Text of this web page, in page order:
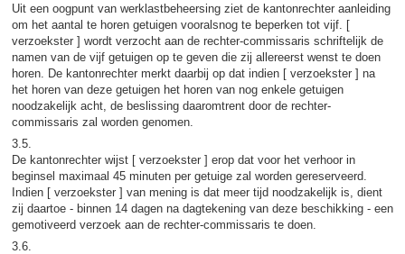
Uit een oogpunt van werklastbeheersing ziet de kantonrechter aanleiding
om het aantal te horen getuigen vooralsnog te beperken tot vijf. [
verzoekster ] wordt verzocht aan de rechter-commissaris schriftelijk de
namen van de vijf getuigen op te geven die zij allereerst wenst te doen
horen. De kantonrechter merkt daarbij op dat indien [ verzoekster ] na
het horen van deze getuigen het horen van nog enkele getuigen
noodzakelijk acht, de beslissing daaromtrent door de rechter-
commissaris zal worden genomen.
3.5.
De kantonrechter wijst [ verzoekster ] erop dat voor het verhoor in
beginsel maximaal 45 minuten per getuige zal worden gereserveerd.
Indien [ verzoekster ] van mening is dat meer tijd noodzakelijk is, dient
zij daartoe - binnen 14 dagen na dagtekening van deze beschikking - een
gemotiveerd verzoek aan de rechter-commissaris te doen.
3.6.